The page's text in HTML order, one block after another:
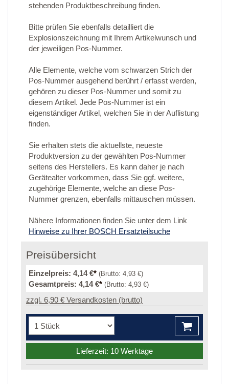
stehenden Produktbeschreibung finden.
Bitte prüfen Sie ebenfalls detailliert die
Explosionszeichnung mit Ihrem Artikelwunsch und
der jeweiligen Pos-Nummer.
Alle Elemente, welche vom schwarzen Strich der
Pos-Nummer ausgehend berührt / erfasst werden,
gehören zu dieser Pos-Nummer und somit zu
diesem Artikel. Jede Pos-Nummer ist ein
eigenständiger Artikel, welchen Sie in der Auflistung
finden.
Sie erhalten stets die aktuellste, neueste
Produktversion zu der gewählten Pos-Nummer
seitens des Herstellers. Es kann daher je nach
Gerätealter vorkommen, dass Sie ggf. weitere,
zugehörige Elemente, welche an diese Pos-
Nummer grenzen, ebenfalls mittauschen müssen.
Nähere Informationen finden Sie unter dem Link
Hinweise zu Ihrer BOSCH Ersatzteilsuche
Preisübersicht
Einzelpreis: 4,14 €* (Brutto: 4,93 €)
Gesamtpreis: 4,14 €* (Brutto: 4,93 €)
zzgl. 6,90 € Versandkosten (brutto)
Lieferzeit: 10 Werktage